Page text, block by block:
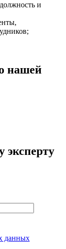
и
нашей
эксперту
данных